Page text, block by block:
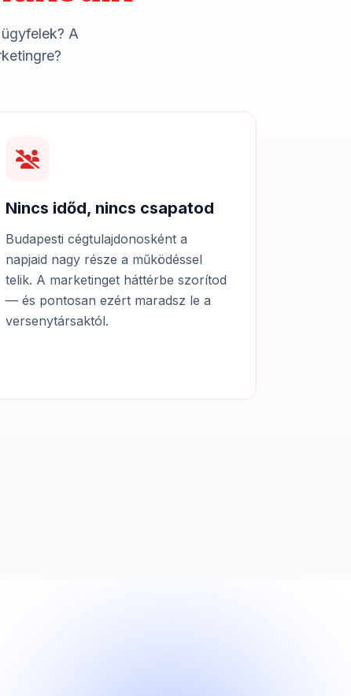
A
Nincs időd, nincs csapatod
Budapesti cégtulajdonosként a
napjaid nagy része a működéssel
telik. A marketinget háttérbe szorítod
— és pontosan ezért maradsz le a
versenytársaktól.